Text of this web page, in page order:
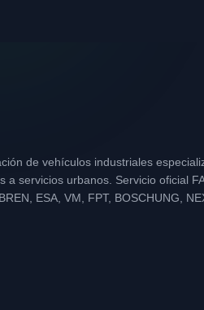
de vehículos industriales
a servicios urbanos. Servicio oficial
ESA, VM, FPT, BOSCHUNG,